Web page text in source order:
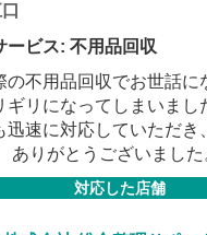
ービス: 不用品回収
の不用品回収でお世話に
ギリになってしまいまし
迅速に対応していただき
ありがとうございました
対応した店舗